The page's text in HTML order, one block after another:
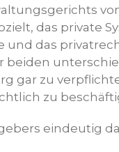
das private
das
beiden
gar zu
zu
eindeutig